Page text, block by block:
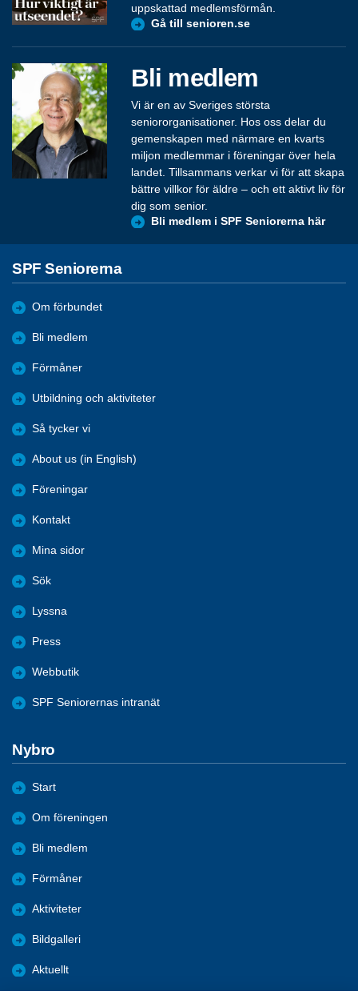
uppskattad medlemsförmån.
Gå till senioren.se
Bli medlem
Vi är en av Sveriges största
seniororganisationer. Hos oss delar du
gemenskapen med närmare en kvarts
miljon medlemmar i föreningar över hela
landet. Tillsammans verkar vi för att skapa
bättre villkor för äldre – och ett aktivt liv för
dig som senior.
Bli medlem i SPF Seniorerna här
SPF Seniorerna
Om förbundet
Bli medlem
Förmåner
Utbildning och aktiviteter
Så tycker vi
About us (in English)
Föreningar
Kontakt
Mina sidor
Sök
Lyssna
Press
Webbutik
SPF Seniorernas intranät
Nybro
Start
Om föreningen
Bli medlem
Förmåner
Aktiviteter
Bildgalleri
Aktuellt